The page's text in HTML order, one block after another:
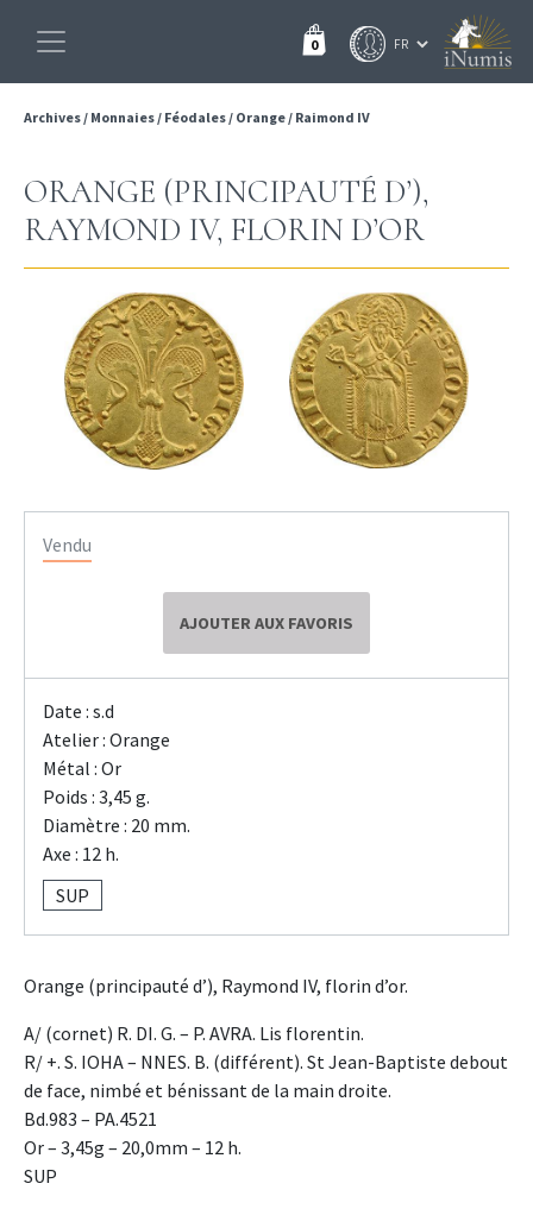
0
Archives/ Monnaies/ Féodales/ Orange/ Raimond IV
ORANGE (PRINCIPAUTÉ D’),
RAYMOND IV, FLORIN D’OR
Vendu
AJOUTER AUX FAVORIS
Date : s.d
Atelier : Orange
Métal : Or
Poids : 3,45 g.
Diamètre : 20 mm.
Axe : 12 h.
SUP
Orange (principauté d’), Raymond IV, florin d’or.
A/ (cornet) R. DI. G. – P. AVRA. Lis florentin.
R/ +. S. IOHA – NNES. B. (différent). St Jean-Baptiste debout
de face, nimbé et bénissant de la main droite.
Bd.983 – PA.4521
Or – 3,45g – 20,0mm – 12 h.
SUP